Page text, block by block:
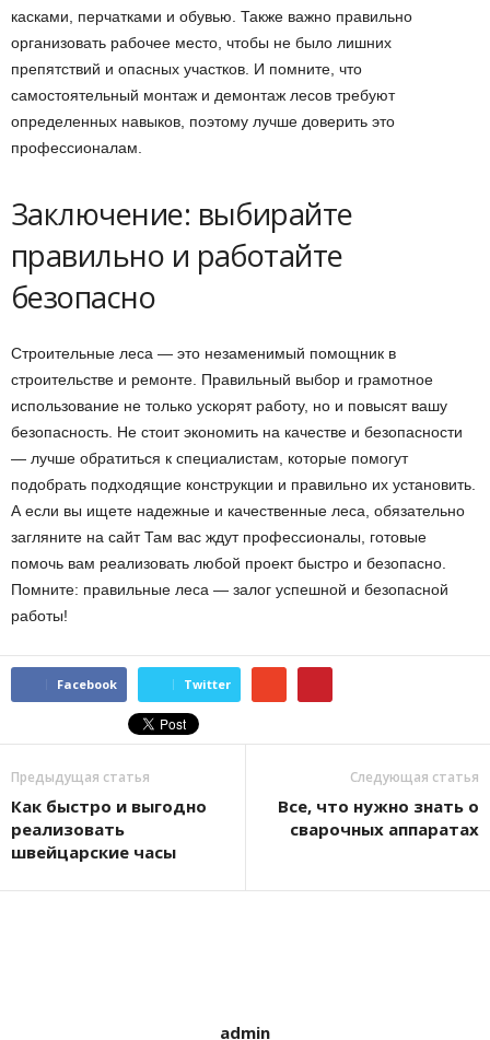
касками, перчатками и обувью. Также важно правильно
организовать рабочее место, чтобы не было лишних
препятствий и опасных участков. И помните, что
самостоятельный монтаж и демонтаж лесов требуют
определенных навыков, поэтому лучше доверить это
профессионалам.
Заключение: выбирайте
правильно и работайте
безопасно
Строительные леса — это незаменимый помощник в
строительстве и ремонте. Правильный выбор и грамотное
использование не только ускорят работу, но и повысят вашу
безопасность. Не стоит экономить на качестве и безопасности
— лучше обратиться к специалистам, которые помогут
подобрать подходящие конструкции и правильно их установить.
А если вы ищете надежные и качественные леса, обязательно
загляните на сайт Там вас ждут профессионалы, готовые
помочь вам реализовать любой проект быстро и безопасно.
Помните: правильные леса — залог успешной и безопасной
работы!
Facebook Twitter
Предыдущая статья
Как быстро и выгодно
реализовать
швейцарские часы
Следующая статья
Все, что нужно знать о
сварочных аппаратах
admin